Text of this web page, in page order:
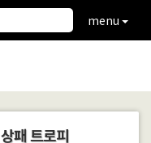
menu
패 트로피